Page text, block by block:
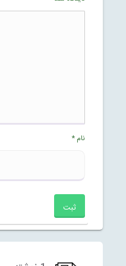
نام*